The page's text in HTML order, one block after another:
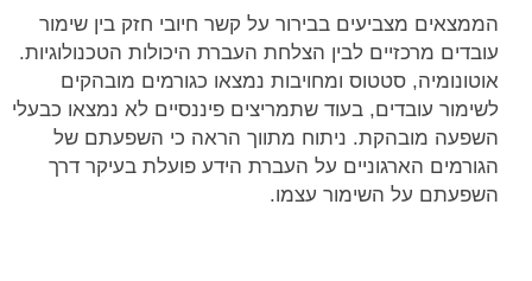
הממצאים מצביעים בבירור על קשר חיובי חזק בין שימור
עובדים מרכזיים לבין הצלחת העברת היכולות הטכנולוגיות.
אוטונומיה, סטטוס ומחויבות נמצאו כגורמים מובהקים
לשימור עובדים, בעוד שתמריצים פיננסיים לא נמצאו כבעלי
השפעה מובהקת. ניתוח מתווך הראה כי השפעתם של
הגורמים הארגוניים על העברת הידע פועלת בעיקר דרך
השפעתם על השימור עצמו.